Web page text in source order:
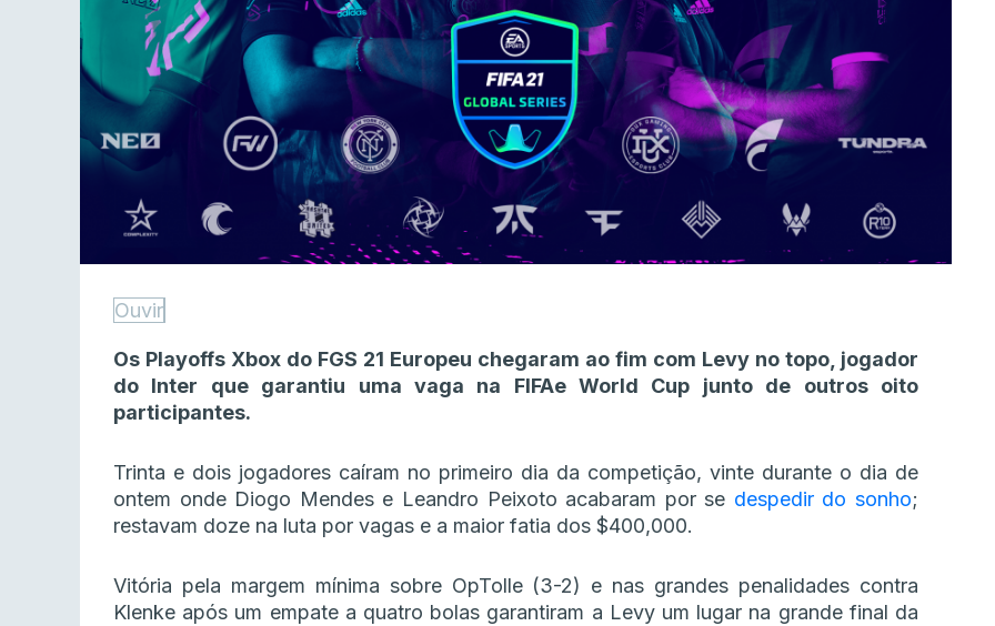
Ouvir
Os Playoffs Xbox do FGS 21 Europeu chegaram ao fim com Levy no topo, jogador
do Inter que garantiu uma vaga na FIFAe World Cup junto de outros oito
participantes.
Trinta e dois jogadores caíram no primeiro dia da competição, vinte durante o dia de
ontem onde Diogo Mendes e Leandro Peixoto acabaram por se despedir do sonho;
restavam doze na luta por vagas e a maior fatia dos $400,000.
Vitória pela margem mínima sobre OpTolle (3-2) e nas grandes penalidades contra
Klenke após um empate a quatro bolas garantiram a Levy um lugar na grande final da